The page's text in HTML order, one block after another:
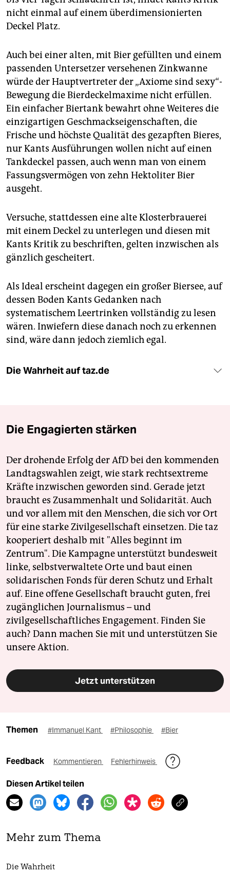
nicht einmal auf einem überdimensionierten
Deckel Platz.
Auch bei einer alten, mit Bier gefüllten und einem
passenden Untersetzer versehenen Zinkwanne
würde der Hauptvertreter der „Axiome sind sexy“-
Bewegung die Bierdeckelmaxime nicht erfüllen.
Ein einfacher Biertank bewahrt ohne Weiteres die
einzigartigen Geschmackseigenschaften, die
Frische und höchste Qualität des gezapften Bieres,
nur Kants Ausführungen wollen nicht auf einen
Tankdeckel passen, auch wenn man von einem
Fassungsvermögen von zehn Hektoliter Bier
ausgeht.
Versuche, stattdessen eine alte Klosterbrauerei
mit einem Deckel zu unterlegen und diesen mit
Kants Kritik zu beschriften, gelten inzwischen als
gänzlich gescheitert.
Als Ideal erscheint dagegen ein großer Biersee, auf
dessen Boden Kants Gedanken nach
systematischem Leertrinken vollständig zu lesen
wären. Inwiefern diese danach noch zu erkennen
sind, wäre dann jedoch ziemlich egal.
Die Wahrheit auf taz.de
Die Engagierten stärken
Der drohende Erfolg der AfD bei den kommenden
Landtagswahlen zeigt, wie stark rechtsextreme
Kräfte inzwischen geworden sind. Gerade jetzt
braucht es Zusammenhalt und Solidarität. Auch
und vor allem mit den Menschen, die sich vor Ort
für eine starke Zivilgesellschaft einsetzen. Die taz
kooperiert deshalb mit "Alles beginnt im
Zentrum". Die Kampagne unterstützt bundesweit
linke, selbstverwaltete Orte und baut einen
solidarischen Fonds für deren Schutz und Erhalt
auf. Eine offene Gesellschaft braucht guten, frei
zugänglichen Journalismus – und
zivilgesellschaftliches Engagement. Finden Sie
auch? Dann machen Sie mit und unterstützen Sie
unsere Aktion.
Jetzt unterstützen
Themen #Immanuel Kant #Philosophie #Bier
Feedback Kommentieren Fehlerhinweis
Diesen Artikel teilen
Mehr zum Thema
Die Wahrheit